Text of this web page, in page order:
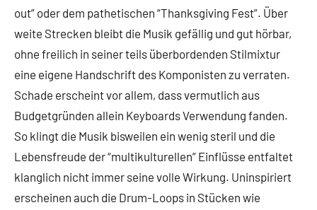
out” oder dem pathetischen “Thanksgiving Fest”. Über
weite Strecken bleibt die Musik gefällig und gut hörbar,
ohne freilich in seiner teils überbordenden Stilmixtur
eine eigene Handschrift des Komponisten zu verraten.
Schade erscheint vor allem, dass vermutlich aus
Budgetgründen allein Keyboards Verwendung fanden.
So klingt die Musik bisweilen ein wenig steril und die
Lebensfreude der “multikulturellen” Einflüsse entfaltet
klanglich nicht immer seine volle Wirkung. Uninspiriert
erscheinen auch die Drum-Loops in Stücken wie